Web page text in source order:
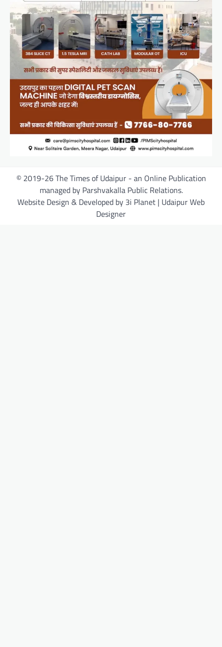
© 2019-26 The Times of Udaipur - an Online Publication
managed by Parshvakalla Public Relations.
Website Design & Developed by 3i Planet | Udaipur Web
Designer